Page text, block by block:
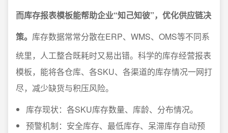
而库存报表模板能帮助企业“知己知彼”，优化供应链决
策。 库存数据常常分散在ERP、WMS、OMS等不同系
统里，人工整合既耗时又易出错。科学的库存经营报表
模板，能将各仓库、各SKU、各渠道的库存情况一网打
尽，减少缺货与积压风险。
库存现状：各SKU库存数量、库龄、分布情况。
预警机制：安全库存、最低库存、呆滞库存自动预